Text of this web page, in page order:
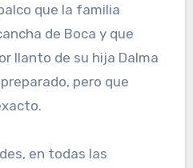
que la familia
de Boca y que
llanto de su hija Dalma
pero que
en todas las